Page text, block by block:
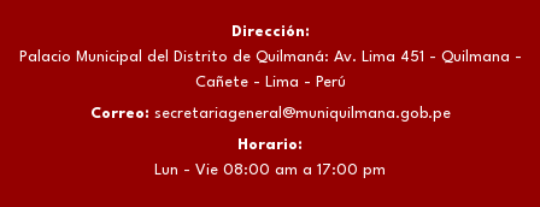
Dirección:
Palacio Municipal del Distrito de Quilmaná: Av. Lima 451 - Quilmana -
Cañete - Lima - Perú
Correo: secretariageneral@muniquilmana.gob.pe
Horario:
Lun - Vie 08:00 am a 17:00 pm